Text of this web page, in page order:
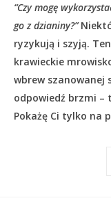
“Czy mogę
go z dzianiny?”
ryzykują i szyją.
krawieckie
wbrew szanowanej
odpowiedź brzmi –
Pokażę Ci tylko na